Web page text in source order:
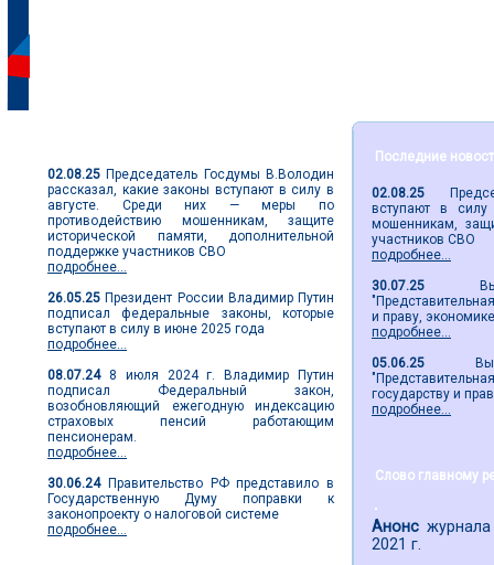
02.08.25 Председатель Госдумы В.Володин
рассказал, какие законы вступают в силу в
августе. Среди них — меры по
противодействию мошенникам, защите
исторической памяти, дополнительной
поддержке участников СВО
подробнее...
26.05.25 Президент России Владимир Путин
подписал федеральные законы, которые
вступают в силу в июне 2025 года
подробнее...
08.07.248 июля 2024 г. Владимир Путин
подписал Федеральный закон,
возобновляющий ежегодную индексацию
страховых пенсий работающим
пенсионерам.
подробнее...
30.06.24Правительство РФ представило в
Государственную Думу поправки к
законопроекту о налоговой системе
подробнее...
Последние
02.08.25
вступают в
мошенникам,
участников СВО
подробнее...
30.07.25 Вышел
и праву,
подробнее...
05.06.25 Вышел
государству и
подробнее...
Слово главному
Анонс
2021 г.